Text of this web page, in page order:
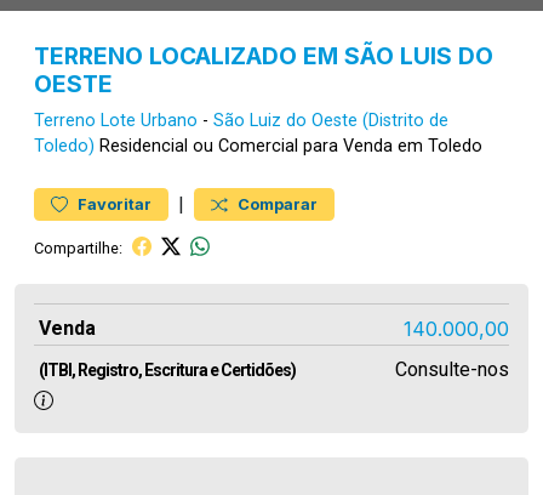
TERRENO LOCALIZADO EM SÃO LUIS DO
OESTE
Terreno Lote Urbano - São Luiz do Oeste (Distrito de
Toledo) Residencial ou Comercial para Venda em Toledo
Favoritar | Comparar
Compartilhe:
Venda 140.000,00
(ITBI, Registro, Escritura e Certidões) Consulte-nos